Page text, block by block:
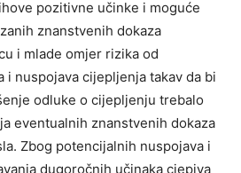
pozitivne učinke i moguće
znanstvenih dokaza
i mlade omjer rizika od
i nuspojava cijepljenja takav da bi
odluke o cijepljenju trebalo
eventualnih znanstvenih dokaza
Zbog potencijalnih nuspojava i
dugoročnih učinaka cjepiva